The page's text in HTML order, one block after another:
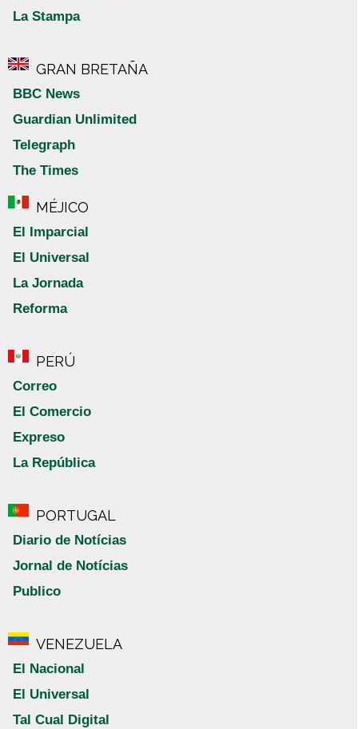
La Stampa
GRAN BRETAÑA
BBC News
Guardian Unlimited
Telegraph
The Times
MÉJICO
El Imparcial
El Universal
La Jornada
Reforma
PERÚ
Correo
El Comercio
Expreso
La República
PORTUGAL
Diario de Notícias
Jornal de Notícias
Publico
VENEZUELA
El Nacional
El Universal
Tal Cual Digital